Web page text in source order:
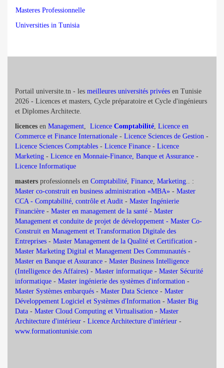
Masteres Professionnelle
Universities in Tunisia
Portail universite.tn - les meilleures universités privées en Tunisie
2026 - Licences et masters, Cycle préparatoire et Cycle d'ingénieurs
et Diplomes Architecte.
licences en Management, Licence Comptabilité, Licence en
Commerce et Finance Internationale - Licence Sciences de Gestion -
Licence Sciences Comptables - Licence Finance - Licence
Marketing - Licence en Monnaie-Finance, Banque et Assurance -
Licence Informatique
masters professionnels en Comptabilité, Finance, Marketing.. :
Master co-construit en business administration «MBA» - Master
CCA - Comptabilité, contrôle et Audit - Master Ingénierie
Financière - Master en management de la santé - Master
Management et conduite de projet de développement - Master Co-
Construit en Management et Transformation Digitale des
Entreprises - Master Management de la Qualité et Certification -
Master Marketing Digital et Management Des Communautés -
Master en Banque et Assurance - Master Business Intelligence
(Intelligence des Affaires) - Master informatique - Master Sécurité
informatique - Master ingénierie des systèmes d'information -
Master Systèmes embarqués - Master Data Science - Master
Développement Logiciel et Systèmes d'Information - Master Big
Data - Master Cloud Computing et Virtualisation - Master
Architecture d'intérieur - Licence Architecture d'intérieur -
www.formationtunisie.com